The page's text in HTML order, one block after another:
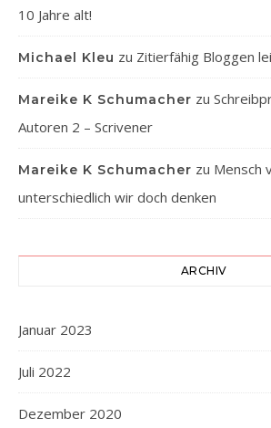
10 Jahre alt!
Michael Kleu zu Zitierfähig Bloggen
Mareike K Schumacher zu
Autoren 2 – Scrivener
Mareike K Schumacher zu Mensch
unterschiedlich wir doch denken
ARCHIV
Januar 2023
Juli 2022
Dezember 2020